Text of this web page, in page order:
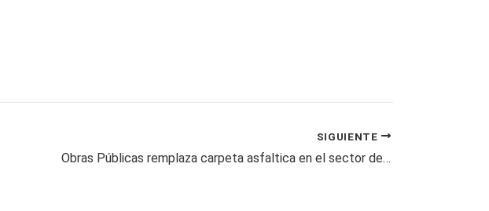
SIGUIENTE
Obras Públicas remplaza carpeta asfaltica en el sector de Valher